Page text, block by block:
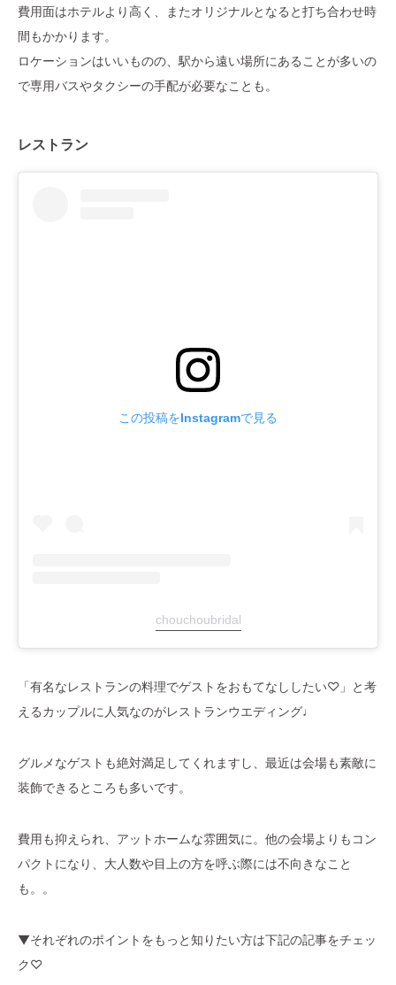
費用面はホテルより高く、またオリジナルとなると打ち合わせ時
間もかかります。
ロケーションはいいものの、駅から遠い場所にあることが多いの
で専用バスやタクシーの手配が必要なことも。
レストラン
この投稿をInstagramで見る
chouchoubridal
「有名なレストランの料理でゲストをおもてなししたい♡」と考
えるカップルに人気なのがレストランウエディング♩
グルメなゲストも絶対満足してくれますし、最近は会場も素敵に
装飾できるところも多いです。
費用も抑えられ、アットホームな雰囲気に。他の会場よりもコン
パクトになり、大人数や目上の方を呼ぶ際には不向きなこと
も。。
▼それぞれのポイントをもっと知りたい方は下記の記事をチェッ
ク♡